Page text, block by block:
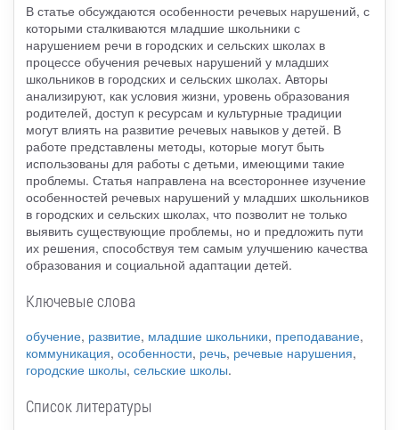
В статье обсуждаются особенности речевых нарушений, с
которыми сталкиваются младшие школьники с
нарушением речи в городских и сельских школах в
процессе обучения речевых нарушений у младших
школьников в городских и сельских школах. Авторы
анализируют, как условия жизни, уровень образования
родителей, доступ к ресурсам и культурные традиции
могут влиять на развитие речевых навыков у детей. В
работе представлены методы, которые могут быть
использованы для работы с детьми, имеющими такие
проблемы. Статья направлена на всестороннее изучение
особенностей речевых нарушений у младших школьников
в городских и сельских школах, что позволит не только
выявить существующие проблемы, но и предложить пути
их решения, способствуя тем самым улучшению качества
образования и социальной адаптации детей.
Ключевые слова
обучение, развитие, младшие школьники, преподавание,
коммуникация, особенности, речь, речевые нарушения,
городские школы, сельские школы.
Список литературы